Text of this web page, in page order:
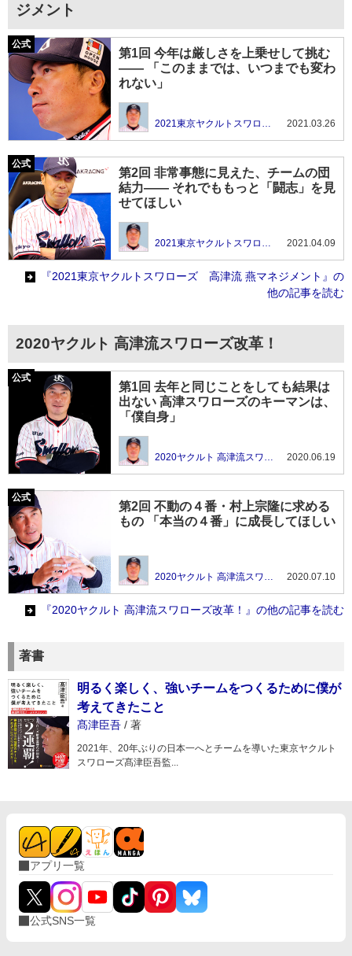
ジメント
第1回 今年は厳しさを上乗せして挑む
―― 「このままでは、いつまでも変わ
れない」
2021東京ヤクルトスワローズ 高津流 燕マネジメント 2021.03.26
第2回 非常事態に見えた、チームの団
結力―― それでももっと「闘志」を見
せてほしい
2021東京ヤクルトスワローズ 高津流 燕マネジメント 2021.04.09
『2021東京ヤクルトスワローズ 高津流 燕マネジメント』の
他の記事を読む
2020ヤクルト 高津流スワローズ改革！
第1回 去年と同じことをしても結果は
出ない 高津スワローズのキーマンは、
「僕自身」
2020ヤクルト 高津流スワローズ改革！ 2020.06.19
第2回 不動の４番・村上宗隆に求める
もの 「本当の４番」に成長してほしい
2020ヤクルト 高津流スワローズ改革！ 2020.07.10
『2020ヤクルト 高津流スワローズ改革！』の他の記事を読む
著書
明るく楽しく、強いチームをつくるために僕が
考えてきたこと
髙津臣吾 / 著
2021年、20年ぶりの日本一へとチームを導いた東京ヤクルト
スワローズ髙津臣吾監...
アプリ一覧
公式SNS一覧